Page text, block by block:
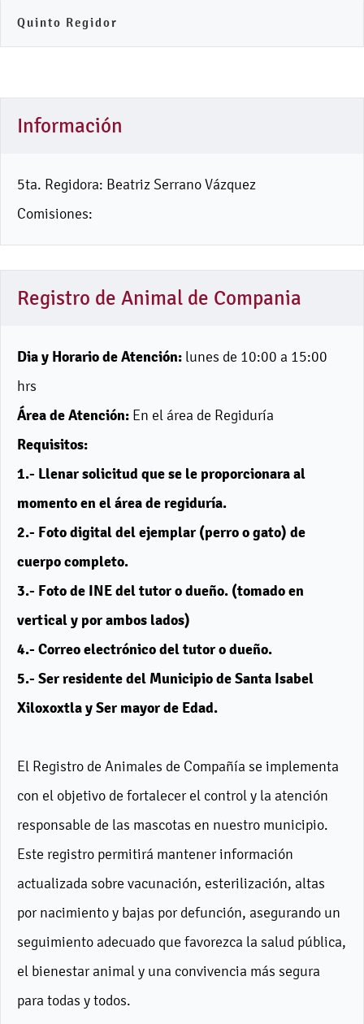
Quinto Regidor
Información
5ta. Regidora: Beatriz Serrano Vázquez
Comisiones:
Registro de Animal de Compania
Dia y Horario de Atención: lunes de 10:00 a 15:00
hrs
Área de Atención: En el área de Regiduría
Requisitos:
1.- Llenar solicitud que se le proporcionara al
momento en el área de regiduría.
2.- Foto digital del ejemplar (perro o gato) de
cuerpo completo.
3.- Foto de INE del tutor o dueño. (tomado en
vertical y por ambos lados)
4.- Correo electrónico del tutor o dueño.
5.- Ser residente del Municipio de Santa Isabel
Xiloxoxtla y Ser mayor de Edad.
El Registro de Animales de Compañía se implementa
con el objetivo de fortalecer el control y la atención
responsable de las mascotas en nuestro municipio.
Este registro permitirá mantener información
actualizada sobre vacunación, esterilización, altas
por nacimiento y bajas por defunción, asegurando un
seguimiento adecuado que favorezca la salud pública,
el bienestar animal y una convivencia más segura
para todas y todos.